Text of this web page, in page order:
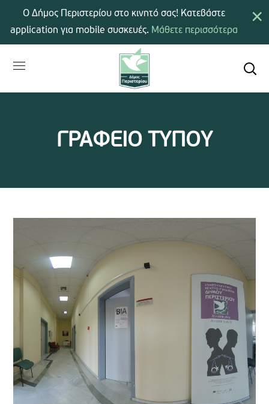
ΓΡΑΦΕΙΟ ΤΥΠΟΥ
×
Ο Δήμος Περιστερίου στο κινητό σας! Κατεβάστε
application για mobile συσκευές. Μάθετε περισσότερα